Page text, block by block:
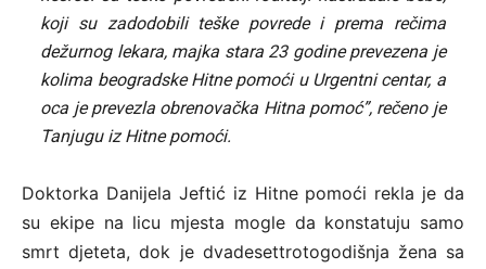
koji su zadodobili teške povrede i prema rečima
dežurnog lekara, majka stara 23 godine prevezena je
kolima beogradske Hitne pomoći u Urgentni centar, a
oca je prevezla obrenovačka Hitna pomoć”, rečeno je
Tanjugu iz Hitne pomoći.
Doktorka Danijela Јeftić iz Hitne pomoći rekla je da
su ekipe na licu mjesta mogle da konstatuju samo
smrt djeteta, dok je dvadesettrotogodišnja žena sa